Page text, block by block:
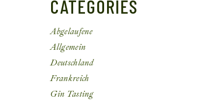
CATEGORIES
Abgelaufene
Allgemein
Deutschland
Frankreich
Gin Tasting